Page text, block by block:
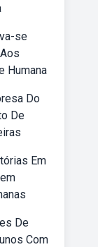
se
Humana
Do
De
Em
De
Com